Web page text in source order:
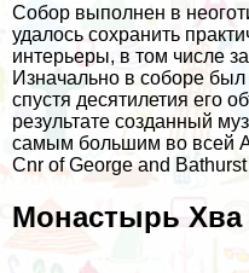
Собор выполнен в
удалось сохранить
интерьеры, в том числе
Изначально в соборе
спустя десятилетия его
результате созданный
самым большим во всей
Cnr of George and
Монастырь Хва